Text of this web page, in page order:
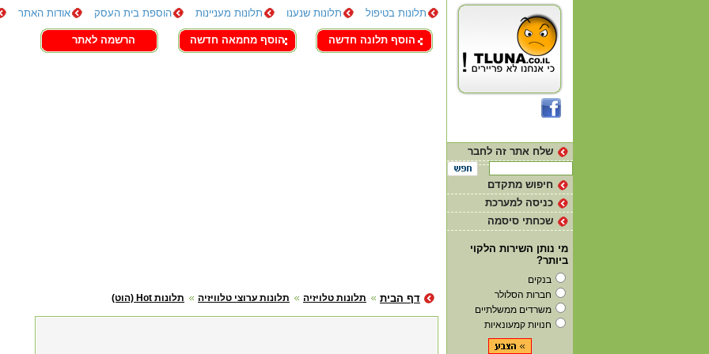
תלונות בטיפול תלונות שנענו תלונות מעניינות הוספת בית העסק אודות האתר
צור קשר
הוסף תלונה חדשה הוסף מחמאה חדשה הרשמה לאתר
תלונות Hot (הוט) תלונות ערוצי טלוויזיה תלונות טלויזיה דף הבית
שלח אתר זה לחבר
חיפוש מתקדם
כניסה למערכת
שכחתי סיסמה
מי נותן השירות הלקוי
ביותר?
בנקים
חברות הסלולר
משרדים ממשלתיים
חנויות קמעונאיות